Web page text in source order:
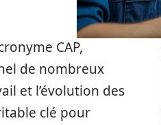
CAP,
de nombreux
et l’évolution des
clé pour